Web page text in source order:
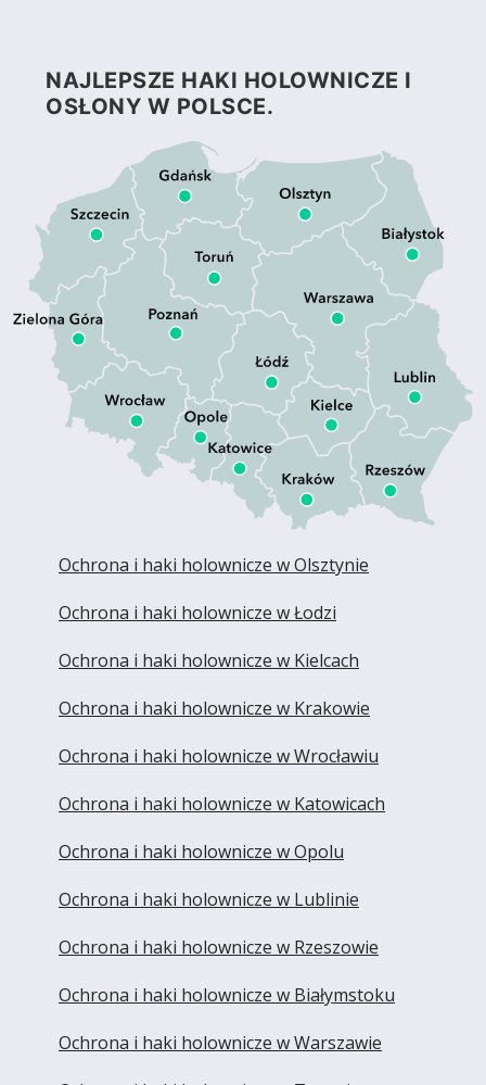
NAJLEPSZE HAKI HOLOWNICZE I
OSŁONY W POLSCE.
Ochrona i haki holownicze w Olsztynie
Ochrona i haki holownicze w Łodzi
Ochrona i haki holownicze w Kielcach
Ochrona i haki holownicze w Krakowie
Ochrona i haki holownicze w Wrocławiu
Ochrona i haki holownicze w Katowicach
Ochrona i haki holownicze w Opolu
Ochrona i haki holownicze w Lublinie
Ochrona i haki holownicze w Rzeszowie
Ochrona i haki holownicze w Białymstoku
Ochrona i haki holownicze w Warszawie